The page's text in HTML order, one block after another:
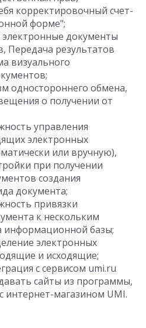
корректировочный счет-
форме";
документы
Передача результатов
визуального
одностороннего обмена,
о получении от
управления
электронных
или вручную),
при получении
создания
документа;
привязки
к нескольким
информационной базы;
электронных
и исходящие;
с сервисом umi.ru
сайты из программы,
интернет-магазином UMI.